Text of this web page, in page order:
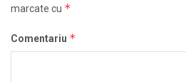
marcate cu *
Comentariu *